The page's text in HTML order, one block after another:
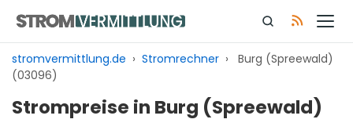
Inhalt
springen
stromvermittlung.de › Stromrechner › Burg (Spreewald)
(03096)
Strompreise in Burg (Spreewald)